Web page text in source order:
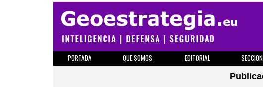
PORTADA QUE SOMOS EDITORIAL